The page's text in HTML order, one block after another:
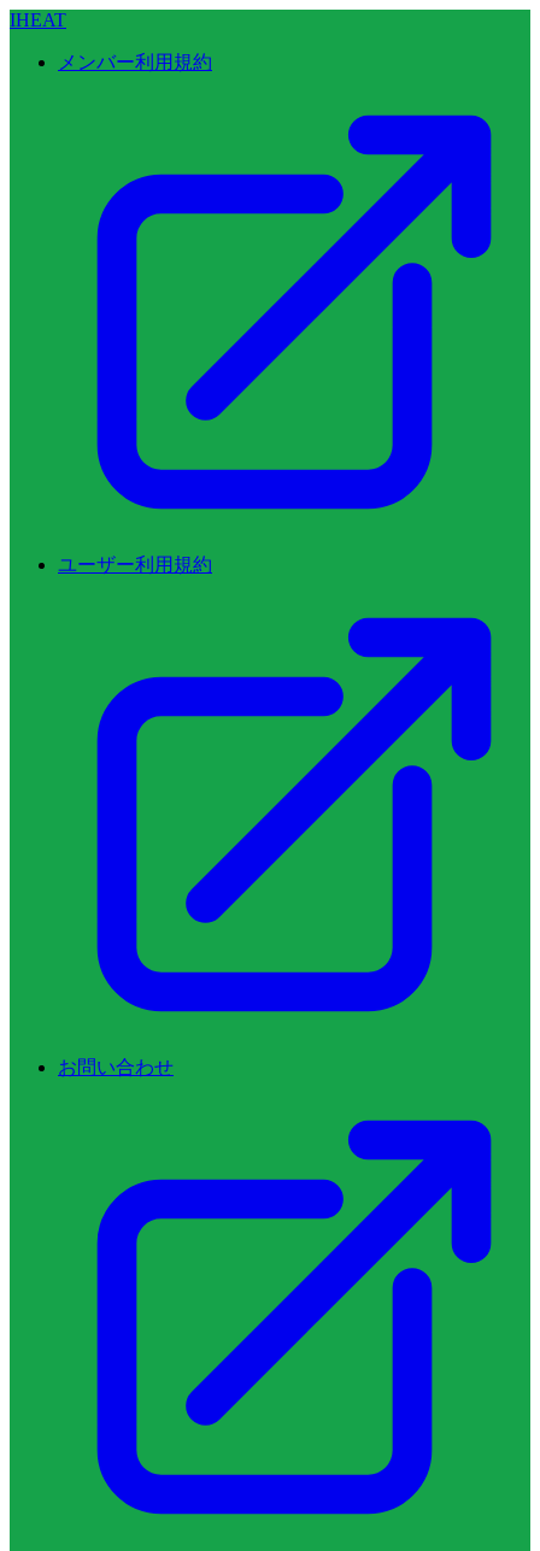
IHEAT
メンバー利用規約
ユーザー利用規約
お問い合わせ